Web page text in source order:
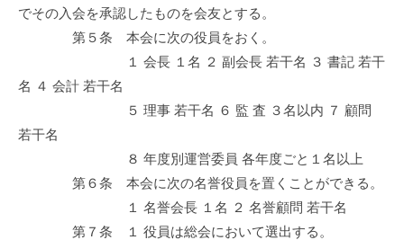
でその入会を承認したものを会友とする。
第５条 本会に次の役員をおく。
１ 会長 １名 ２ 副会長 若干名 ３ 書記 若干
名 ４ 会計 若干名
５ 理事 若干名 ６ 監 査 ３名以内 ７ 顧問
若干名
８ 年度別運営委員 各年度ごと１名以上
第６条 本会に次の名誉役員を置くことができる。
１ 名誉会長 １名 ２ 名誉顧問 若干名
第７条 １ 役員は総会において選出する。